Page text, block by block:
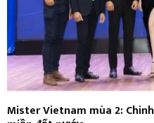
Mister Vietnam mùa 2: